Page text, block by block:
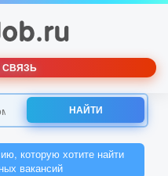
СВЯЗЬ
НАЙТИ
которую хотите найти
вакансий